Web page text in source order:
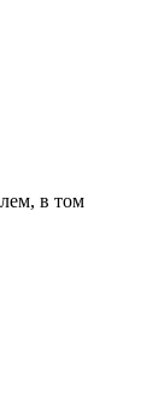
в том